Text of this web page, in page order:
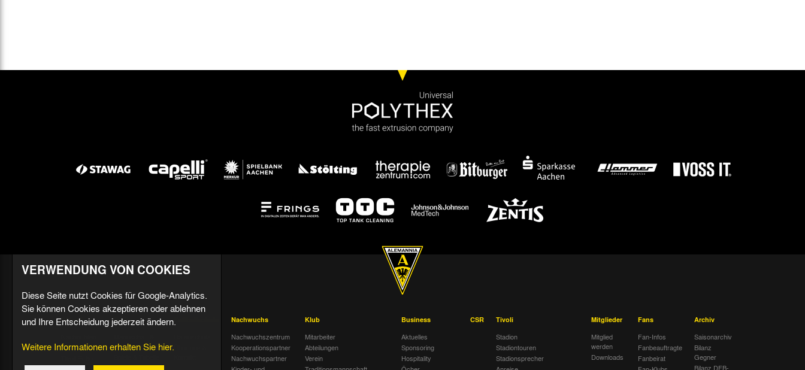
Aktuell
Termine
Profis
Trainer
Statistik
Nachwuchs
Nachwuchszentrum
Kooperationspartner
Nachwuchspartner
Klub
Mitarbeiter
Abteilungen
Verein
Business
Aktuelles
Sponsoring
Hospitality
CSR
Tivoli
Stadion
Stadiontouren
Stadionsprecher
Mitglieder
Mitglied
werden
Downloads
Fans
Fan-Infos
Fanbeauftragte
Fanbeirat
Archiv
Saisonarchiv
Bilanz
Gegner
Bilanz DFB-
VERWENDUNG VON COOKIES
Diese Seite nutzt Cookies für Google-Analytics.
Sie können Cookies akzeptieren oder ablehnen
und Ihre Entscheidung jederzeit ändern.
Weitere Informationen erhalten Sie hier.